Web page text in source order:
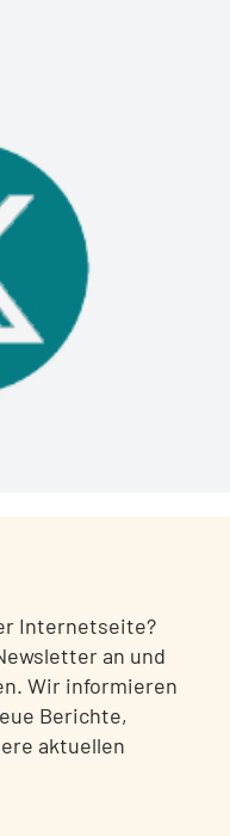
Internetseite?
an und
Wir informieren
Berichte,
aktuellen